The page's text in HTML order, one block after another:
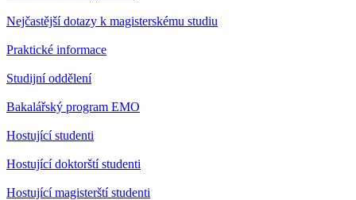
Nejčastější dotazy k magisterskému studiu
Praktické informace
Studijní oddělení
Bakalářský program EMO
Hostující studenti
Hostující doktorští studenti
Hostující magisterští studenti